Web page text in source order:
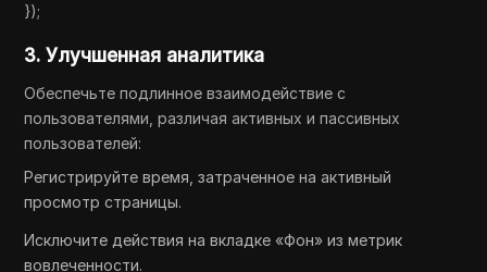
});
3. Улучшенная аналитика
Обеспечьте подлинное взаимодействие с
пользователями, различая активных и пассивных
пользователей:
Регистрируйте время, затраченное на активный
просмотр страницы.
Исключите действия на вкладке «Фон» из метрик
вовлеченности.